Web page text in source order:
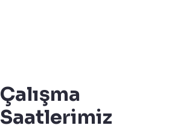
Çalışma
Saatlerimiz